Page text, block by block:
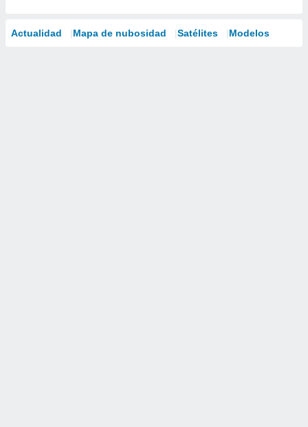
Actualidad Mapa de nubosidad Satélites Modelos